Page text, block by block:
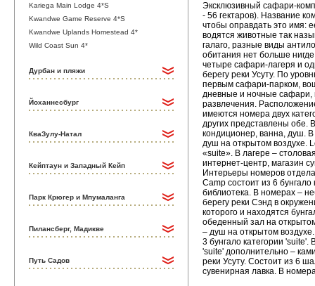
Kariega Main Lodge 4*S
Kwandwe Game Reserve 4*S
Kwandwe Uplands Homestead 4*
Wild Coast Sun 4*
Дурбан и пляжи
Йоханнесбург
КваЗулу-Натал
Кейптаун и Западный Кейп
Парк Крюгер и Мпумаланга
Пилансберг, Мадикве
Путь Садов
Эксклюзивный сафари-
- 56 гектаров). Название
чтобы оправдать это имя:
водятся животные так
галаго, разные виды
обитания нет больше
четыре сафари-лагеря и
берегу реки Усуту. По
первым сафари-парком,
дневные и ночные сафари,
развлечения.
имеются номера двух
других представлены обе.
кондиционер, ванна, душ.
душ на открытом воздухе.
«suite». В лагере –
интернет-центр, магазин
Интерьеры номеров
Camp состоит из 6
библиотека. В номерах –
берегу реки Сэнд в
которого и находятся
обеденный зал на
– душ на открытом
3 бунгало категории
'suite' дополнительно –
реки Усуту. Состоит из 6
сувенирная лавка. В